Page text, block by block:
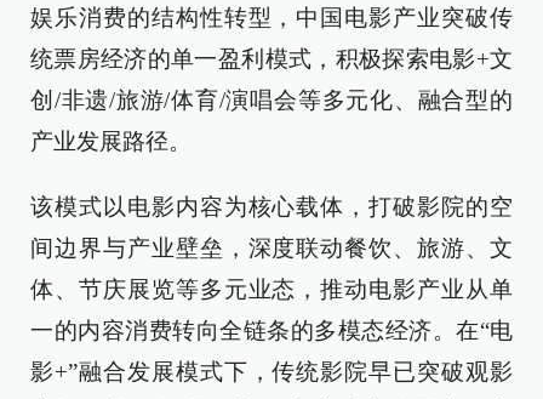
娱乐消费的结构性转型，中国电影产业突破传
统票房经济的单一盈利模式，积极探索电影+文
创/非遗/旅游/体育/演唱会等多元化、融合型的
产业发展路径。
该模式以电影内容为核心载体，打破影院的空
间边界与产业壁垒，深度联动餐饮、旅游、文
体、节庆展览等多元业态，推动电影产业从单
一的内容消费转向全链条的多模态经济。在“电
影+”融合发展模式下，传统影院早已突破观影